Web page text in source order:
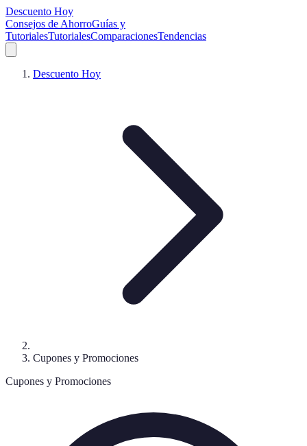
Descuento Hoy
Consejos de AhorroGuías y
TutorialesTutorialesComparacionesTendencias
Descuento Hoy
Cupones y Promociones
Cupones y Promociones